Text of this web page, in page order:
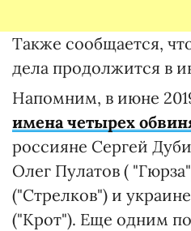
Также сообщается,
дела продолжится в
Напомним, в июне
имена четырех
россияне Сергей
Олег Пулатов (
("Стрелков") и
("Крот"). Еще одним